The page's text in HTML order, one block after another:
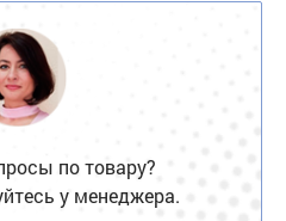
по товару?
у менеджера.